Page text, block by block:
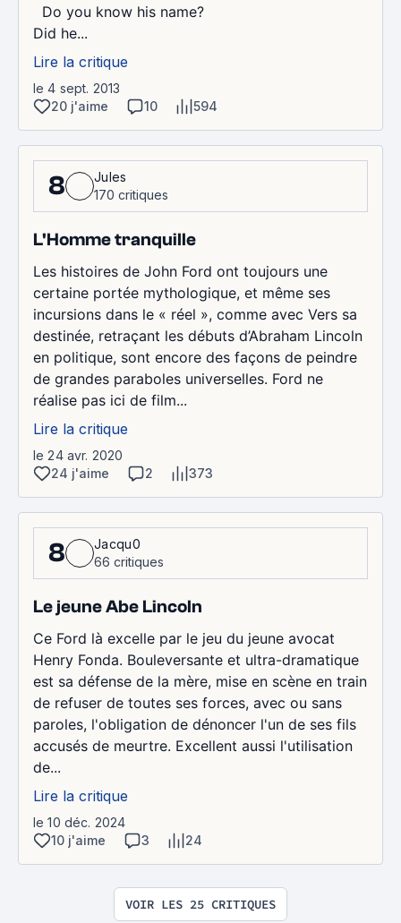
Do you know his name?
Did he...
Lire la critique
le 4 sept. 2013
20 j'aime
10 594
8
Jules
170 critiques
L'Homme tranquille
Les histoires de John Ford ont toujours une
certaine portée mythologique, et même ses
incursions dans le « réel », comme avec Vers sa
destinée, retraçant les débuts d’Abraham Lincoln
en politique, sont encore des façons de peindre
de grandes paraboles universelles. Ford ne
réalise pas ici de film...
Lire la critique
le 24 avr. 2020
24 j'aime
2 373
8
Jacqu0
66 critiques
Le jeune Abe Lincoln
Ce Ford là excelle par le jeu du jeune avocat
Henry Fonda. Bouleversante et ultra-dramatique
est sa défense de la mère, mise en scène en train
de refuser de toutes ses forces, avec ou sans
paroles, l'obligation de dénoncer l'un de ses fils
accusés de meurtre. Excellent aussi l'utilisation
de...
Lire la critique
le 10 déc. 2024
10 j'aime
3 24
VOIR LES 25 CRITIQUES